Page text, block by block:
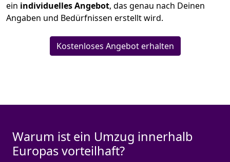
ein individuelles Angebot, das genau nach Deinen
Angaben und Bedürfnissen erstellt wird.
Kostenloses Angebot erhalten
Warum ist ein Umzug innerhalb
Europas vorteilhaft?